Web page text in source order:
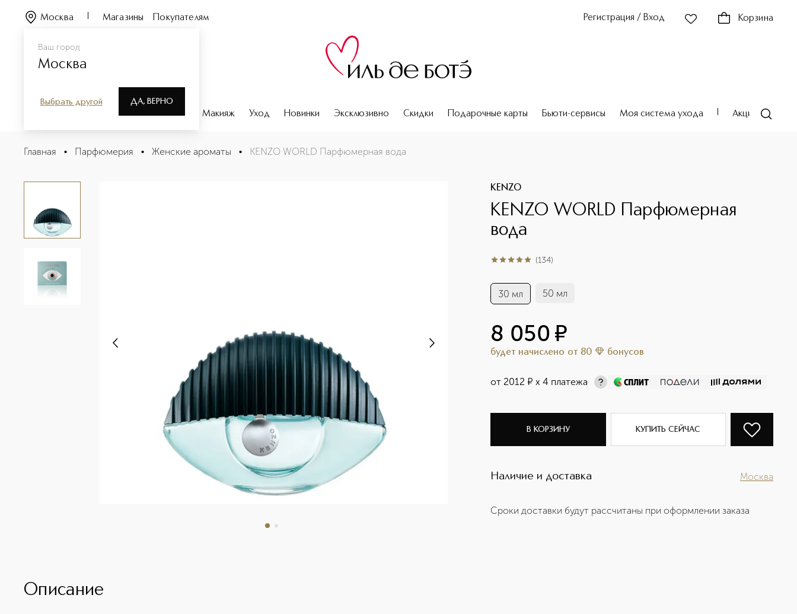
Ваш город
Москва
Выбрать другой ДА, ВЕРНО
Москва Магазины Покупателям Регистрация / Вход Корзина
Парфюмерия Макияж Уход Новинки Эксклюзивно Скидки Подарочные карты Бьюти-сервисы Моя система ухода Акции
KENZO WORLD Парфюмерная вода
Описание
Главная • Парфюмерия • Женские ароматы • KENZO WORLD Парфюмерная вода
KENZO
KENZO WORLD Парфюмерная
вода
5из 5134 (134)
30 мл 50 мл
8 050 ¤
будет начислено от 80 бонусов
от 2012 ¤ х 4 платежа
В КОРЗИНУ КУПИТЬ СЕЙЧАС
Наличие и доставка Москва
Сроки доставки будут рассчитаны при оформлении заказа
Описание